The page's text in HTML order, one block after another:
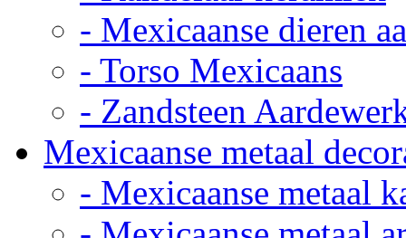
- Mexicaanse dieren
- Torso Mexicaans
- Zandsteen
Mexicaanse metaal
- Mexicaanse metaal